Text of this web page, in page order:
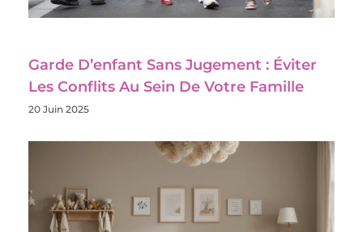
Garde D’enfant Sans Jugement : Éviter
Les Conflits Au Sein De Votre Famille
20 Juin 2025